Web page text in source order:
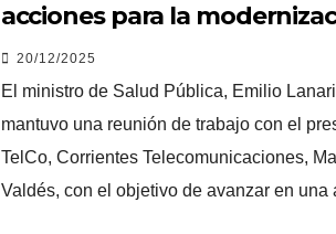
acciones para la
Estado
20/12/2025
El ministro de Salud Pública, Emilio
mantuvo una reunión de trabajo con el
TelCo, Corrientes Telecomunicaciones,
Valdés, con el objetivo de avanzar en